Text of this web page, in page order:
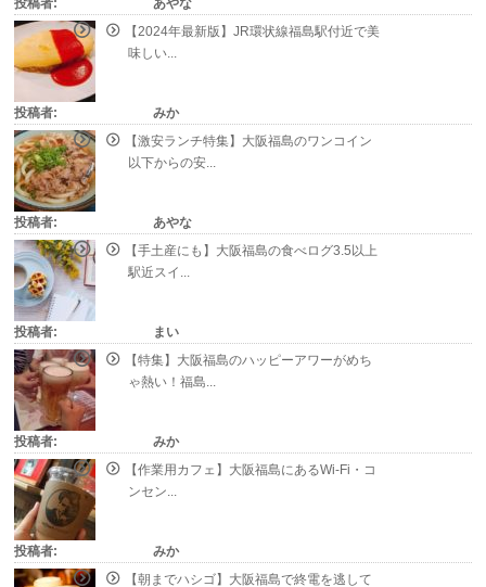
投稿者:
あやな
【2024年最新版】JR環状線福島駅付近で美
味しい...
投稿者:
みか
【激安ランチ特集】大阪福島のワンコイン
以下からの安...
投稿者:
あやな
【手土産にも】大阪福島の食べログ3.5以上
駅近スイ...
投稿者:
まい
【特集】大阪福島のハッピーアワーがめち
ゃ熱い！福島...
投稿者:
みか
【作業用カフェ】大阪福島にあるWi-Fi・コ
ンセン...
投稿者:
みか
【朝までハシゴ】大阪福島で終電を逃して